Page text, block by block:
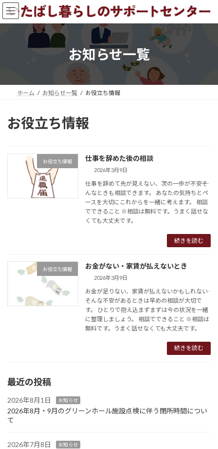
コ
ン
テ
ナ
ビ
ゲ
お知らせ一覧
ホーム お知らせ一覧 お役立ち情報
お役立ち情報
お役立ち情報 仕事を辞めた後の相談
2026年3月9日
仕事を辞めて先が見えない、次の一歩が不安――そ
んなときも相談できます。 あなたの気持ちとペ
ースを大切にこれからを一緒に考えます。 相談
でできること ※相談は無料です。うまく話せな
くても大丈夫です。
続きを読む
お役立ち情報 お金がない・家賃が払えないとき
2026年3月9日
お金が足りない、家賃が払えないかもしれない――
そんな不安があるときは早めの相談が大切で
す。 ひとりで抱え込まずまずは今の状況を一緒
に整理しましょう。 相談でできること ※相談は
無料です。うまく話せなくても大丈夫です。
続きを読む
最近の投稿
2026年8月1日 お知らせ
2026年8月・9月のグリーンホール施設点検に伴う閉所時間につい
て
2026年7月8日 お知らせ